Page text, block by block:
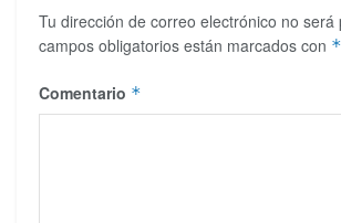
Tu dirección de correo electrónico no será
campos obligatorios están marcados con *
Comentario *